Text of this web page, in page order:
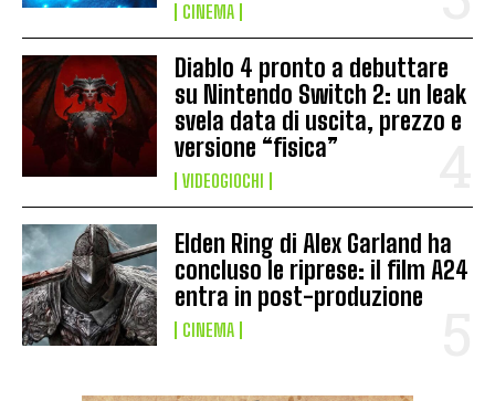
CINEMA
Diablo 4 pronto a debuttare
su Nintendo Switch 2: un leak
svela data di uscita, prezzo e
versione “fisica”
VIDEOGIOCHI
Elden Ring di Alex Garland ha
concluso le riprese: il film A24
entra in post-produzione
CINEMA